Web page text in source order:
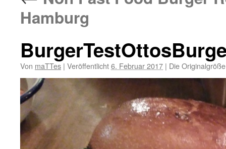
Hamburg
Von maTTes | Veröffentlicht6. Februar 2017 | Die